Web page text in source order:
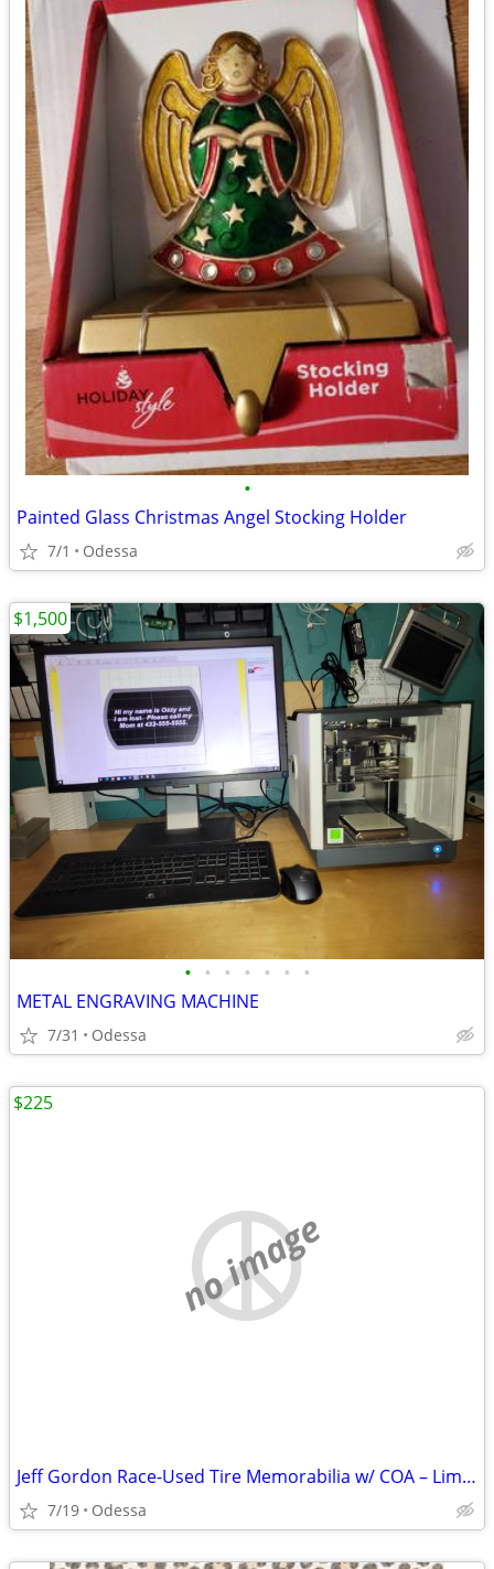
•
Painted Glass Christmas Angel Stocking Holder
7/1 Odessa
• • • • • • •
METAL ENGRAVING MACHINE
7/31 Odessa
$1,500
no image
Jeff Gordon Race-Used Tire Memorabilia w/ COA – Limited Edition #55/650
7/19 Odessa
$225